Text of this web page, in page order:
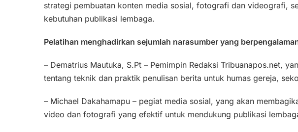
strategi pembuatan konten media sosial, fotografi dan videografi,
kebutuhan publikasi lembaga.
Pelatihan menghadirkan sejumlah narasumber yang
– Dematrius Mautuka, S.Pt – Pemimpin Redaksi Tribuanapos.net,
tentang teknik dan praktik penulisan berita untuk humas gereja,
– Michael Dakahamapu – pegiat media sosial, yang akan
video dan fotografi yang efektif untuk mendukung publikasi